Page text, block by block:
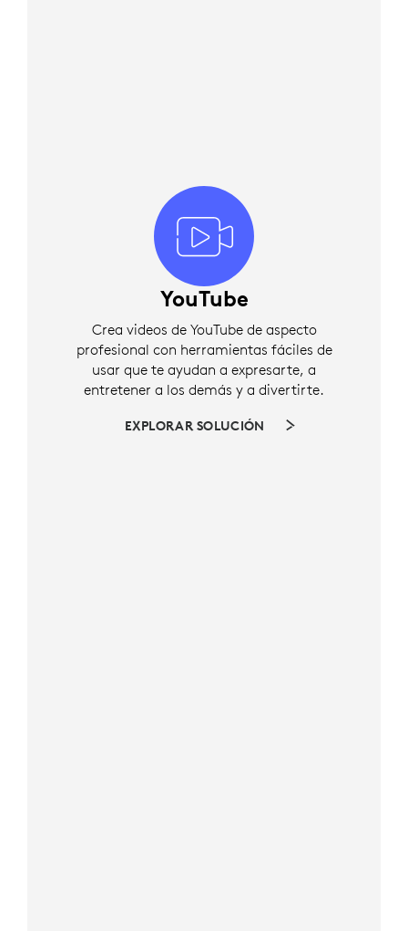
YouTube
Crea videos de YouTube de aspecto
profesional con herramientas fáciles de
usar que te ayudan a expresarte, a
entretener a los demás y a divertirte.
EXPLORAR SOLUCIÓN